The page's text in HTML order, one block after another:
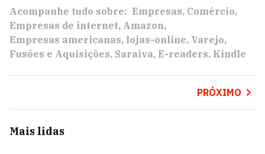
Acompanhe tudo sobre: Empresas Comércio
Empresas de internet Amazon
Empresas americanas lojas-online Varejo
Fusões e Aquisições Saraiva E-readers Kindle
PRÓXIMO
Mais lidas